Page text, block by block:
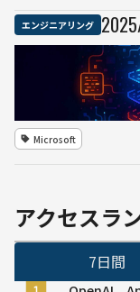
エンジニアリング 2025
Microsoft
アクセスラ
7日間